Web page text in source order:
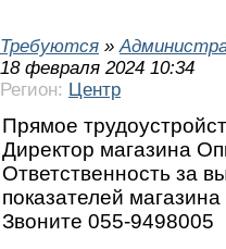
Требуются »
18 февраля 2024 10:34
Регион: Центр
Прямое
Директор магазина
Ответственность за
показателей
Звоните 055-9498005